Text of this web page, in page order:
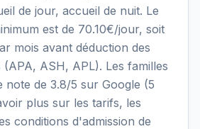
de jour, accueil de nuit. Le
est de 70.10€/jour, soit
mois avant déduction des
(APA, ASH, APL). Les familles
note de 3.8/5 sur Google (5
plus sur les tarifs, les
conditions d'admission de